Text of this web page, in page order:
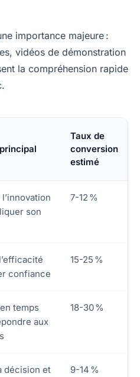
importance majeure :
vidéos de démonstration
la compréhension rapide
Taux de
conversion
estimé
son
7-12 %
confiance
15-25 %
temps
aux
18-30 %
décision et
9-14 %